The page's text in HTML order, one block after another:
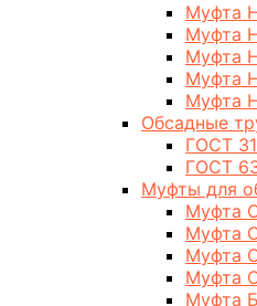
Муфта
Муфта
Муфта
Муфта
Муфта
Обсадные
ГОСТ
ГОСТ
Муфты для
Муфта
Муфта
Муфта
Муфта
Муфта